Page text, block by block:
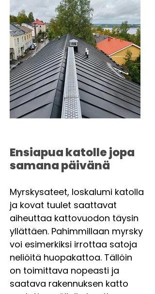
Ensiapua katolle jopa
samana päivänä
Myrskysateet, loskalumi katolla
ja kovat tuulet saattavat
aiheuttaa kattovuodon täysin
yllättäen. Pahimmillaan myrsky
voi esimerkiksi irrottaa satoja
neliöitä huopakattoa. Tällöin
on toimittava nopeasti ja
saatava rakennuksen katto